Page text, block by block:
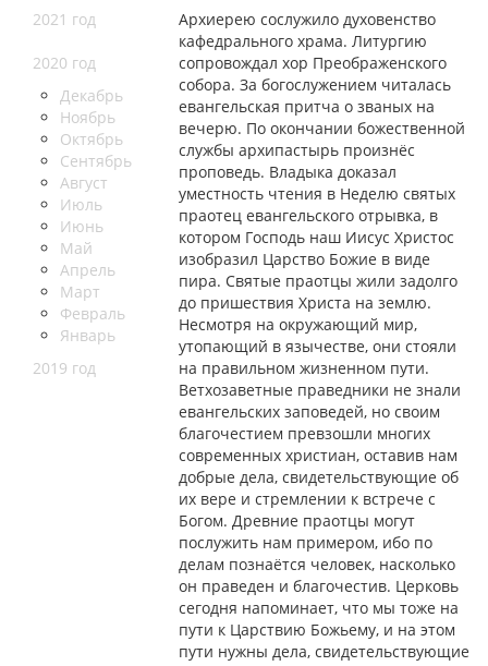
2021 год
2020 год
Декабрь
Ноябрь
Октябрь
Сентябрь
Август
Июль
Июнь
Май
Апрель
Март
Февраль
Январь
2019 год
Архиерею сослужило духовенство
кафедрального храма. Литургию
сопровождал хор Преображенского
собора. За богослужением читалась
евангельская притча о званых на
вечерю. По окончании божественной
службы архипастырь произнёс
проповедь. Владыка доказал
уместность чтения в Неделю святых
праотец евангельского отрывка, в
котором Господь наш Иисус Христос
изобразил Царство Божие в виде
пира. Святые праотцы жили задолго
до пришествия Христа на землю.
Несмотря на окружающий мир,
утопающий в язычестве, они стояли
на правильном жизненном пути.
Ветхозаветные праведники не знали
евангельских заповедей, но своим
благочестием превзошли многих
современных христиан, оставив нам
добрые дела, свидетельствующие об
их вере и стремлении к встрече с
Богом. Древние праотцы могут
послужить нам примером, ибо по
делам познаётся человек, насколько
он праведен и благочестив. Церковь
сегодня напоминает, что мы тоже на
пути к Царствию Божьему, и на этом
пути нужны дела, свидетельствующие